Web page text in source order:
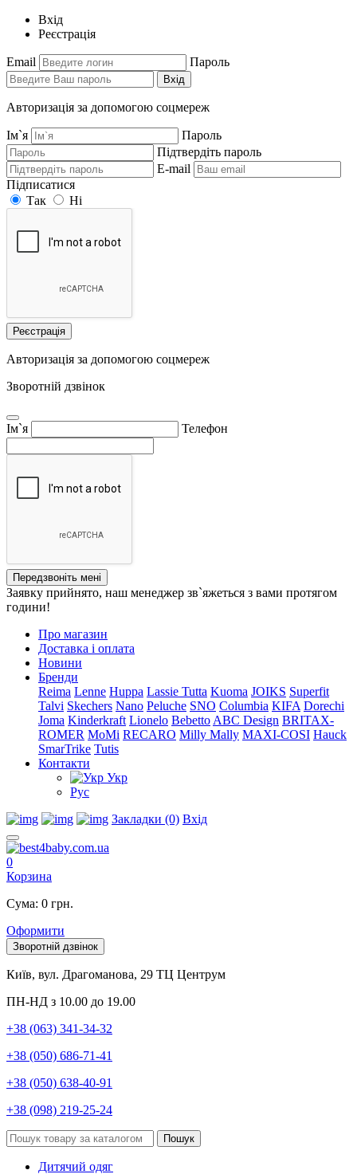
Вхід
Реєстрація
Email Пароль
Вхід
Авторизація за допомогою соцмереж
Ім`я
Пароль
Підтвердіть пароль
E-mail
Підписатися
Так
Ні
Реєстрація
Авторизація за допомогою соцмереж
Зворотній дзвінок
Ім`я Телефон
Передзвоніть мені
Заявку прийнято, наш менеджер зв`яжеться з вами протягом
години!
Про магазин
Доставка і оплата
Новини
Бренди
Reima Lenne Huppa Lassie Tutta Kuoma JOIKS Superfit
Talvi Skechers Nano Peluche SNO Columbia KIFA Dorechi
Joma Kinderkraft Lionelo Bebetto ABC Design BRITAX-
ROMER MoMi RECARO Milly Mally MAXI-COSI Hauck
SmarTrike Tutis
Контакти
Укр
Рус
Закладки (0) Вхід
0
Корзина
Сума: 0 грн.
Оформити
Зворотній дзвінок
Київ, вул. Драгоманова, 29 ТЦ Центрум
ПН-НД з 10.00 до 19.00
+38 (063) 341-34-32
+38 (050) 686-71-41
+38 (050) 638-40-91
+38 (098) 219-25-24
Пошук
Дитячий одяг